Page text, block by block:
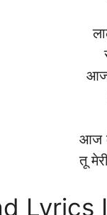
आज
आज
तू
Lyrics